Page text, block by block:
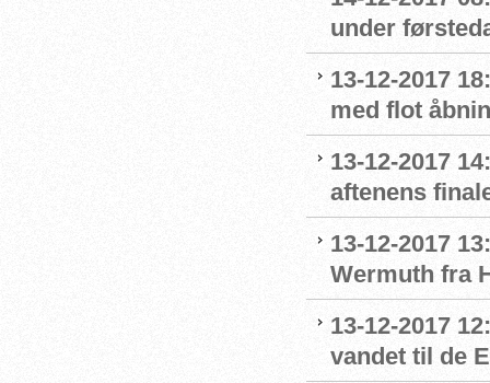
under
13-12-2017
med flot
13-12-2017
aftenens
13-12-2017
Wermuth fra
13-12-2017
vandet til de